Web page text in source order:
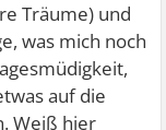
Träume) und
was mich noch
auf die
Weiß hier